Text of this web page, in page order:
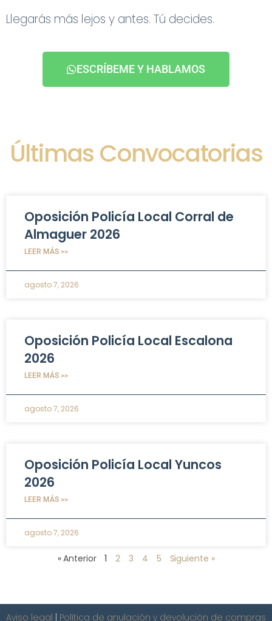
Llegarás más lejos y antes. Tú decides.
ESCRÍBEME Y HABLAMOS
Últimas Convocatorias
Oposición Policía Local Corral de
Almaguer 2026
LEER MÁS >>
agosto 7, 2026
Oposición Policía Local Escalona
2026
LEER MÁS >>
agosto 7, 2026
Oposición Policía Local Yuncos
2026
LEER MÁS >>
agosto 7, 2026
« Anterior 1 2 3 4 5 Siguiente »
Aviso legal | Política de anulación y devolución de compras